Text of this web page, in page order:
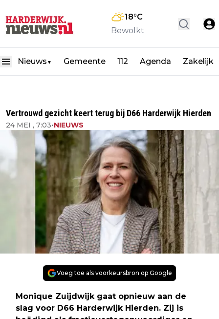
18°C
Bewolkt
Nieuws ▼ Gemeente 112 Agenda Zakelijk
Vertrouwd gezicht keert terug bij D66 Harderwijk Hierden
24 MEI , 7:03•NIEUWS
Voeg toe als voorkeursbron op Google
Monique Zuijdwijk gaat opnieuw aan de
slag voor D66 Harderwijk Hierden. Zij is